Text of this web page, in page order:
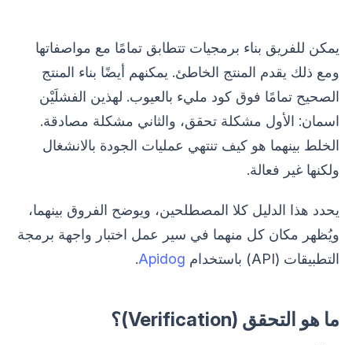
يمكن للفريق بناء برمجيات تتطابق تمامًا مع مواصفاتها
ومع ذلك يقدم المنتج الخاطئ. يمكنهم أيضًا بناء المنتج
الصحيح تمامًا فوق كود مليء بالعيوب. لهذين الفشلَيْن
اسمان: الأول مشكلة تحقق، والثاني مشكلة مصادقة.
الخلط بينهما هو كيف تنتهي عمليات الجودة بالانشغال
ولكنها غير فعالة.
يحدد هذا الدليل كلا المصطلحين، ويوضح الفروق بينهما،
ويُظهر مكان كل منهما في سير عمل اختبار واجهة برمجة
التطبيقات (API) باستخدام
Apidog
.
ما هو التحقق (Verification)؟